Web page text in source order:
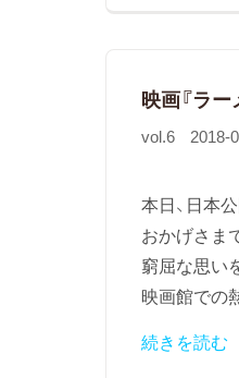
映画『ラー
vol.6 2018-
本日、日本
おかげさま
窮屈な思い
映画館での
続きを読む